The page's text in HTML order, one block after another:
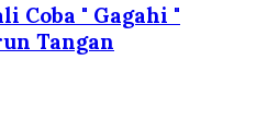
Coba " Gagahi "
Tangan